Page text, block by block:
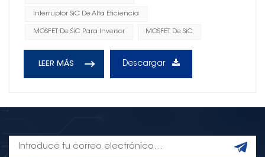
Interruptor SiC De Alta Eficiencia
MOSFET De SiC Para Inversor MOSFET De SiC
LEER MÁS Descargar